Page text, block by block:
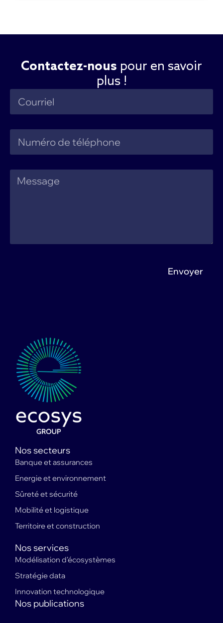
Contactez-nous pour en savoir
plus !
Envoyer
Nos secteurs
Banque et assurances
Energie et environnement
Sûreté et sécurité
Mobilité et logistique
Territoire et construction
Nos services
Modélisation d’écosystèmes
Stratégie data
Innovation technologique
Nos publications